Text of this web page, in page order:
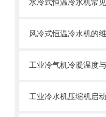
水冷式恒温冷水机常
工业冷气机冷凝温度
工业冷水机压缩机启